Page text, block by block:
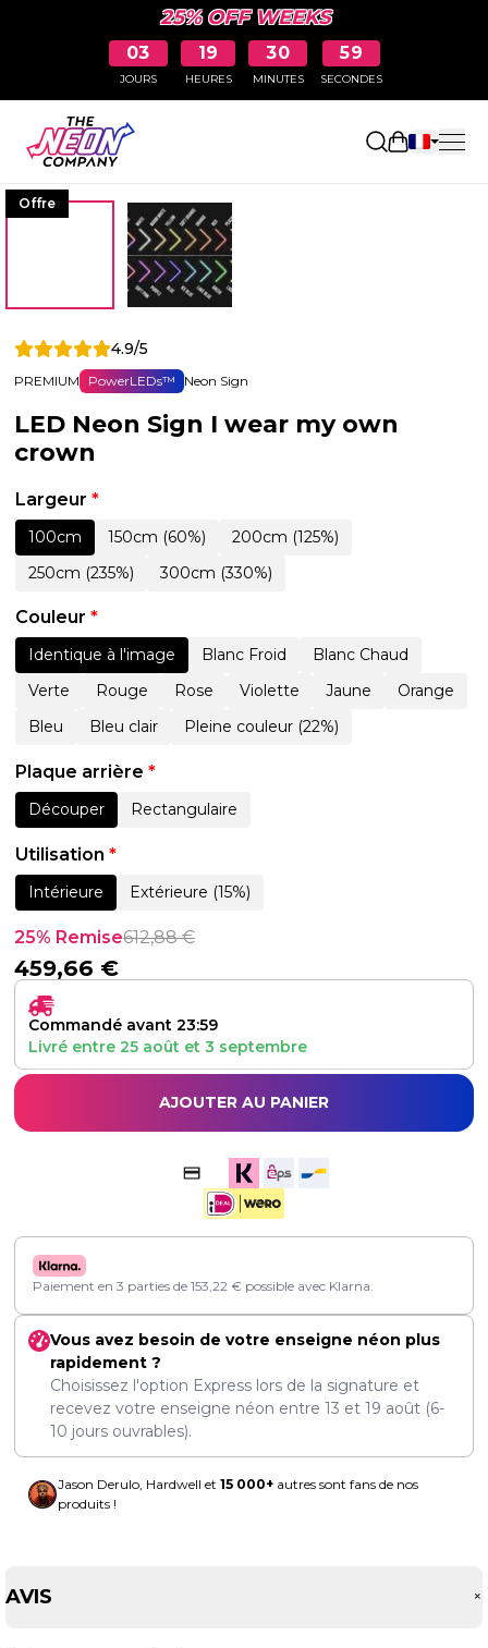
25% OFF WEEKS
03
JOURS
19
HEURES
30
MINUTES
58
SECONDES
Ouvrir le
Offre
4.9/5
PREMIUM PowerLEDs™ Neon Sign
LED Neon Sign I wear my own
crown
Largeur *
100cm 150cm (60%)
200cm (125%)
250cm (235%)
300cm (330%)
Couleur *
Identique à l'image Blanc Froid
Blanc Chaud
Verte
Rouge Rose Violette Jaune
Orange
Bleu
Bleu clair Pleine couleur (22%)
Plaque arrière *
Découper Rectangulaire
Utilisation *
Intérieure Extérieure (15%)
25% Remise612,88€
459,66 €
Commandé avant 23:59
Livré entre 25 août et 3 septembre
AJOUTER AU PANIER
Paiement en 3 parties de 153,22 € possible avec Klarna.
Vous avez besoin de votre enseigne néon plus
rapidement ?
Choisissez l'option Express lors de la signature et
recevez votre enseigne néon entre 13 et 19 août (6-
10 jours ouvrables).
Jason Derulo, Hardwell et 15 000+ autres sont fans de nos
produits !
AVIS +